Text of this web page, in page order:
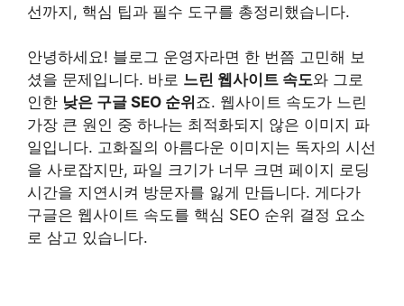
선까지, 핵심 팁과 필수 도구를 총정리했습니다.
안녕하세요! 블로그 운영자라면 한 번쯤 고민해 보
셨을 문제입니다. 바로 느린 웹사이트 속도와 그로
인한 낮은 구글 SEO 순위 죠. 웹사이트 속도가 느린
가장 큰 원인 중 하나는 최적화되지 않은 이미지 파
일입니다. 고화질의 아름다운 이미지는 독자의 시선
을 사로잡지만, 파일 크기가 너무 크면 페이지 로딩
시간을 지연시켜 방문자를 잃게 만듭니다. 게다가
구글은 웹사이트 속도를 핵심 SEO 순위 결정 요소
로 삼고 있습니다.